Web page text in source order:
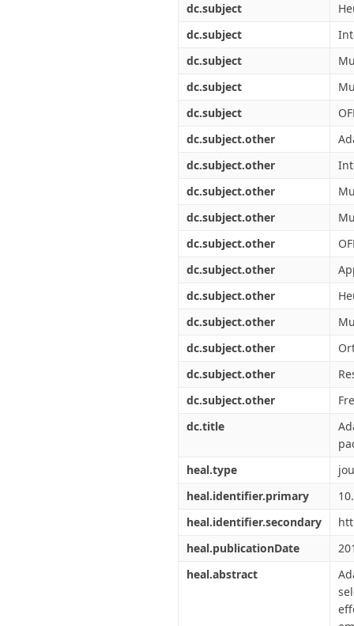
dc.subject
dc.subject
dc.subject
dc.subject
dc.subject
dc.subject.other
dc.subject.other
dc.subject.other
dc.subject.other
dc.subject.other
dc.subject.other
dc.subject.other
dc.subject.other
dc.subject.other
dc.subject.other
dc.subject.other
dc.title
heal.type
heal.identifier.primary
heal.identifier.secondary
heal.publicationDate
heal.abstract